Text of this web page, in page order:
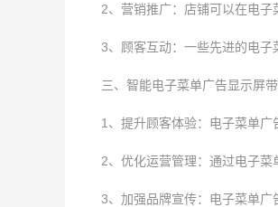
2、营销推广：店铺可以在电子
3、顾客互动：一些先进的电子
三、智能电子菜单广告显示屏
1、提升顾客体验：电子菜单广
2、优化运营管理：通过电子菜
3、加强品牌宣传：电子菜单广